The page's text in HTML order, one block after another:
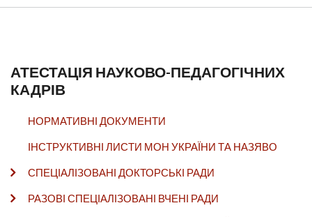
АТЕСТАЦІЯ НАУКОВО-ПЕДАГОГІЧНИХ
КАДРІВ
НОРМАТИВНІ ДОКУМЕНТИ
ІНСТРУКТИВНІ ЛИСТИ МОН УКРАЇНИ ТА НАЗЯВО
СПЕЦІАЛІЗОВАНІ ДОКТОРСЬКІ РАДИ
РАЗОВІ СПЕЦІАЛІЗОВАНІ ВЧЕНІ РАДИ